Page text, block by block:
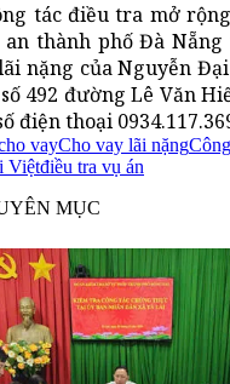
tác điều tra mở
thành phố Đà
nặng của Nguyễn
492 đường Lê Văn
điện thoại
vayCho vay lãi nặng
Việtđiều tra vụ án
MỤC